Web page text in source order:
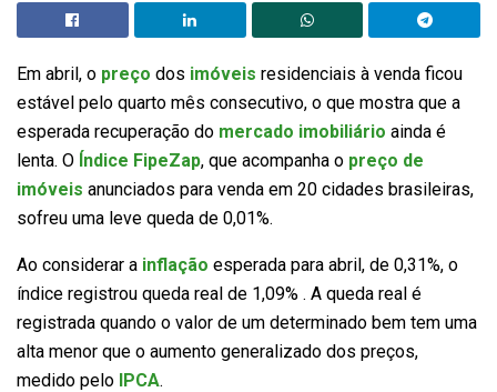
Em abril, o preço dos imóveis residenciais à venda ficou
estável pelo quarto mês consecutivo, o que mostra que a
esperada recuperação do mercado imobiliário ainda é
lenta. O Índice FipeZap, que acompanha o preço de
imóveis anunciados para venda em 20 cidades brasileiras,
sofreu uma leve queda de 0,01%.
Ao considerar a inflação esperada para abril, de 0,31%, o
índice registrou queda real de 1,09% . A queda real é
registrada quando o valor de um determinado bem tem uma
alta menor que o aumento generalizado dos preços,
medido pelo IPCA.